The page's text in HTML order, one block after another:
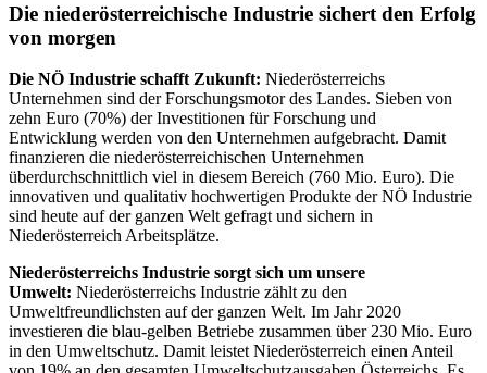
Die niederösterreichische Industrie sichert den Erfolg
von morgen
Die NÖ Industrie schafft Zukunft: Niederösterreichs
Unternehmen sind der Forschungsmotor des Landes. Sieben von
zehn Euro (70%) der Investitionen für Forschung und
Entwicklung werden von den Unternehmen aufgebracht. Damit
finanzieren die niederösterreichischen Unternehmen
überdurchschnittlich viel in diesem Bereich (760 Mio. Euro). Die
innovativen und qualitativ hochwertigen Produkte der NÖ Industrie
sind heute auf der ganzen Welt gefragt und sichern in
Niederösterreich Arbeitsplätze.
Niederösterreichs Industrie sorgt sich um unsere
Umwelt: Niederösterreichs Industrie zählt zu den
Umweltfreundlichsten auf der ganzen Welt. Im Jahr 2020
investieren die blau-gelben Betriebe zusammen über 230 Mio. Euro
in den Umweltschutz. Damit leistet Niederösterreich einen Anteil